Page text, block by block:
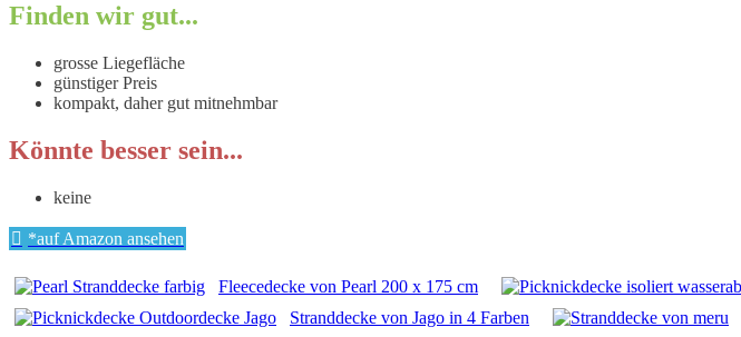
Finden wir gut...
grosse Liegefläche
günstiger Preis
kompakt, daher gut mitnehmbar
Könnte besser sein...
keine
*auf Amazon ansehen
Fleecedecke von Pearl 200 x 175 cm
Stranddecke von Jago in 4 Farben